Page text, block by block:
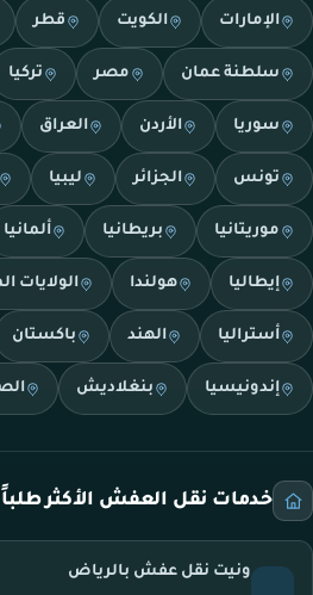
الإمارات الكويت قطر
سلطنة عمان مصر تركيا
سوريا الأردن العراق
تونس الجزائر ليبيا
موريتانيا بريطانيا ألمانيا
إيطاليا هولندا الولايات
أستراليا الهند باكستان
إندونيسيا بنغلاديش
خدمات نقل العفش الأكثر طلباً
ونيت نقل عفش بالرياض